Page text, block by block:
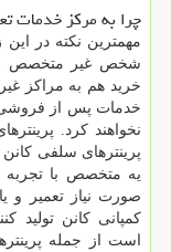
چرا به مرکز خدمات
مهمترین نکته در
شخص غیر متخصص و
خرید هم به مراکز
خدمات پس از فروشی
نخواهند کرد.
پرینترهای سلفی
یه متخصص با تجربه
صورت نیاز تعمیر و
کمپانی کانن تولید
است از جمله